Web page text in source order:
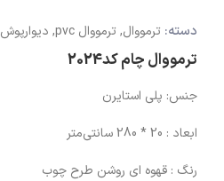
دسته: ترمووال,ترمووال pvc , دیوارپوش
ترمووال چام کد2024
جنس: پلی استایرن
ابعاد : 20 * 280 سانتی‌متر
رنگ : قهوه ای روشن طرح چوب